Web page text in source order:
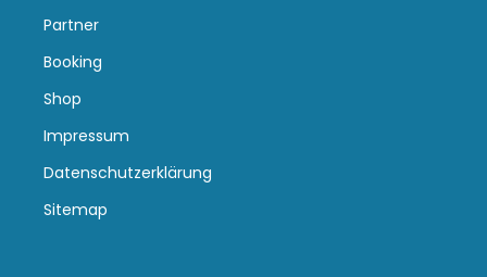
Partner
Booking
Shop
Impressum
Datenschutzerklärung
Sitemap